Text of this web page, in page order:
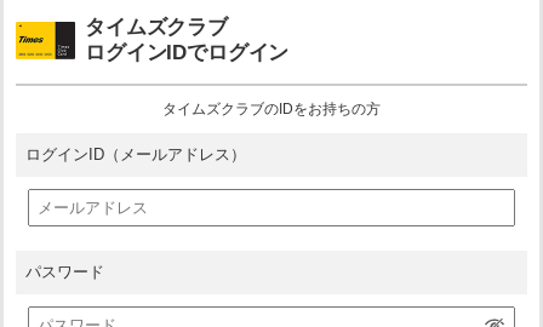
タイムズクラブ
ログインIDでログイン
タイムズクラブのIDをお持ちの方
ログインID （メールアドレス）
パスワード